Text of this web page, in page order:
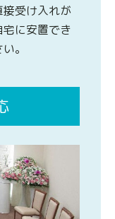
受け入れが
に安置でき
。